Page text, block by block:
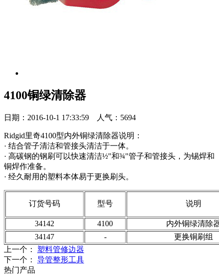
4100铜绿清除器
日期：2016-10-1 17:33:59 人气：5694
Ridgid里奇4100型内外铜绿清除器说明：
· 结合管子清洁和管接头清洁于一体。
· 高碳钢的钢刷可以快速清洁½"和¾"管子和管接头，为锡焊和
铜焊作准备。
· 经久耐用的塑料本体易于更换刷头。
订货号码 型号 说明
34142 4100
内外铜绿清除
34147
-
更换铜刷组
上一个： 塑料管修边器
下一个： 导管整形工具
热门产品